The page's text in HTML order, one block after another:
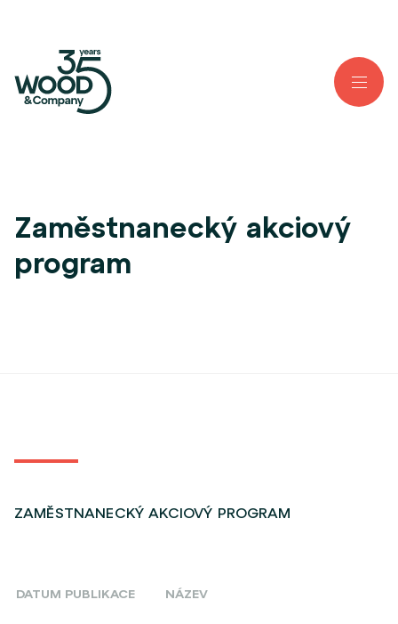
Zaměstnanecký akciový
program
ZAMĚSTNANECKÝ AKCIOVÝ PROGRAM
DATUM PUBLIKACE NÁZEV